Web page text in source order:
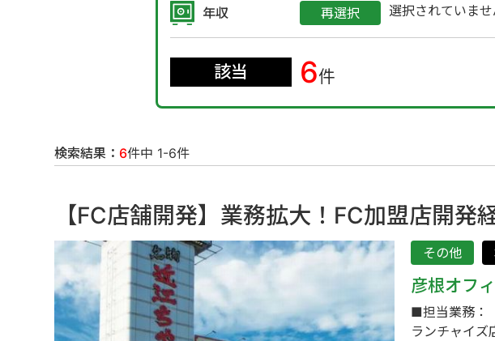
年収 再選択 選択されていませ
該当 6件
検索結果： 6件中 1-6件
【FC店舗開発】業務拡大！FC加盟店開
その他
彦根オフ
■担当業務：
ランチャイズ